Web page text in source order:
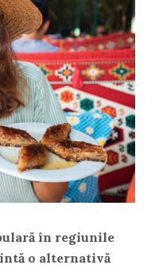
în regiunile
o alternativă